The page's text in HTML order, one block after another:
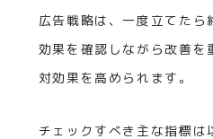
広告戦略は、一度立てたら
効果を確認しながら改善を
対効果を高められます。
チェックすべき主な指標は